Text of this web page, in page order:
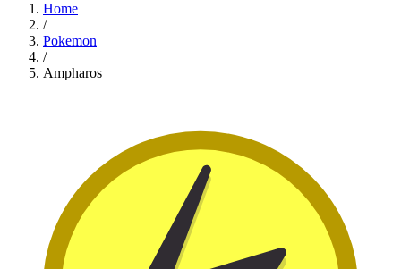
Home
/
Pokemon
/
Ampharos